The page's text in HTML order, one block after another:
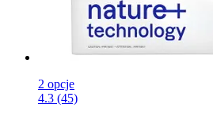
2 opcje
4.3 (45)